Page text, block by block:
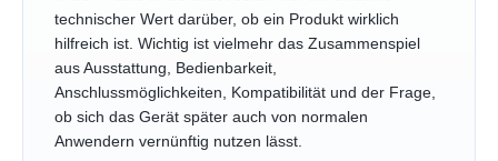
technischer Wert darüber, ob ein Produkt wirklich
hilfreich ist. Wichtig ist vielmehr das Zusammenspiel
aus Ausstattung, Bedienbarkeit,
Anschlussmöglichkeiten, Kompatibilität und der Frage,
ob sich das Gerät später auch von normalen
Anwendern vernünftig nutzen lässt.